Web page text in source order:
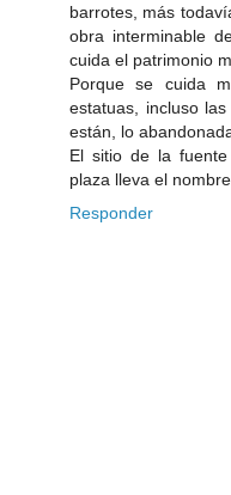
barrotes, más
obra interminable
cuida el patrimonio
Porque se cuida
estatuas, incluso
están, lo
El sitio de la
plaza lleva el
Responder